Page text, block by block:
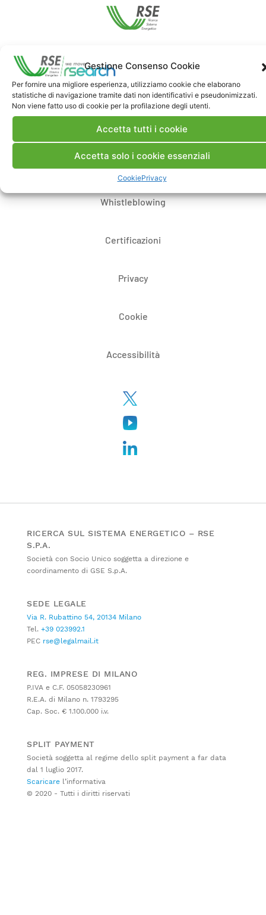
Gestione Consenso Cookie
Per fornire una migliore esperienza, utilizziamo cookie che elaborano
statistiche di navigazione tramite dati non identificativi e pseudonimizzati.
Non viene fatto uso di cookie per la profilazione degli utenti.
Accetta tutti i cookie
Accetta solo i cookie essenziali
CookiePrivacy
Note Legali
Dove siamo
Bandi di gara e contratti
Whistleblowing
Certificazioni
Privacy
Cookie
Accessibilità
RICERCA SUL SISTEMA ENERGETICO – RSE
S.P.A.
Società con Socio Unico soggetta a direzione e
coordinamento di GSE S.p.A.
SEDE LEGALE
Via R. Rubattino 54, 20134 Milano
Tel. +39 023992.1
PEC rse@legalmail.it
REG. IMPRESE DI MILANO
P.IVA e C.F. 05058230961
R.E.A. di Milano n. 1793295
Cap. Soc. € 1.100.000 i.v.
SPLIT PAYMENT
Società soggetta al regime dello split payment a far data
dal 1 luglio 2017.
Scaricare l’informativa
© 2020 - Tutti i diritti riservati